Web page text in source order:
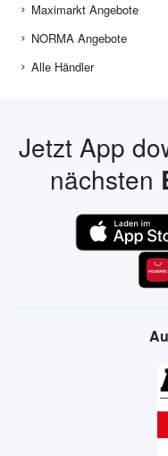
Maximarkt Angebote
NORMA Angebote
Alle Händler
Jetzt App
nächsten